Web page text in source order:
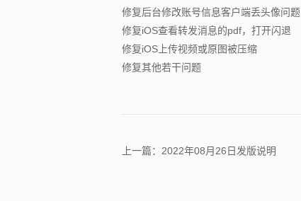
修复后台修改账号信息客户端丢头像问题
修复iOS查看转发消息的pdf，打开闪退
修复iOS上传视频或原图被压缩
修复其他若干问题
上一篇：2022年08月26日发版说明